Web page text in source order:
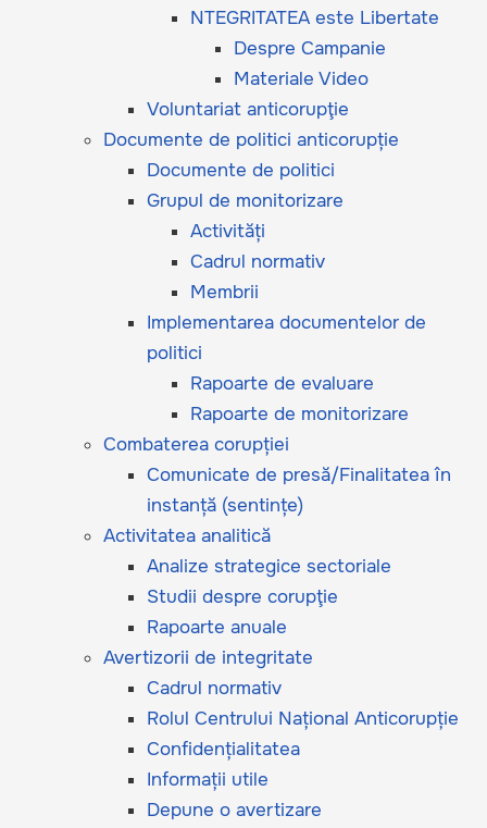
NTEGRITATEA este Libertate
Despre Campanie
Materiale Video
Voluntariat anticorupţie
Documente de politici anticorupție
Documente de politici
Grupul de monitorizare
Activități
Cadrul normativ
Membrii
Implementarea documentelor de
politici
Rapoarte de evaluare
Rapoarte de monitorizare
Combaterea corupției
Comunicate de presă/Finalitatea în
instanță (sentințe)
Activitatea analitică
Analize strategice sectoriale
Studii despre corupţie
Rapoarte anuale
Avertizorii de integritate
Cadrul normativ
Rolul Centrului Național Anticorupție
Confidențialitatea
Informații utile
Depune o avertizare